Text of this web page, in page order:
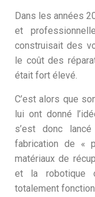
Dans les années
et
construisait des
le coût des
était fort élevé.
C’est alors que
lui ont donné
s’est donc
fabrication de «
matériaux de
et la robotique
totalement